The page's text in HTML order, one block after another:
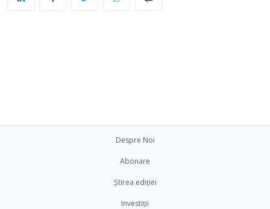
Despre Noi
Abonare
Știrea ediției
Investiții